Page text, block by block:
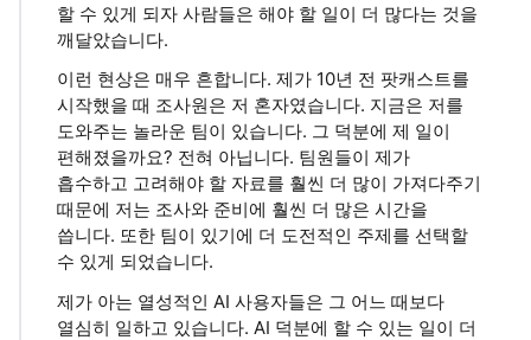
할 수 있게 되자 사람들은 해야 할 일이 더 많다는 것을
깨달았습니다.
이런 현상은 매우 흔합니다. 제가 10년 전 팟캐스트를
시작했을 때 조사원은 저 혼자였습니다. 지금은 저를
도와주는 놀라운 팀이 있습니다. 그 덕분에 제 일이
편해졌을까요? 전혀 아닙니다. 팀원들이 제가
흡수하고 고려해야 할 자료를 훨씬 더 많이 가져다주기
때문에 저는 조사와 준비에 훨씬 더 많은 시간을
씁니다. 또한 팀이 있기에 더 도전적인 주제를 선택할
수 있게 되었습니다.
제가 아는 열성적인 AI 사용자들은 그 어느 때보다
열심히 일하고 있습니다. AI 덕분에 할 수 있는 일이 더